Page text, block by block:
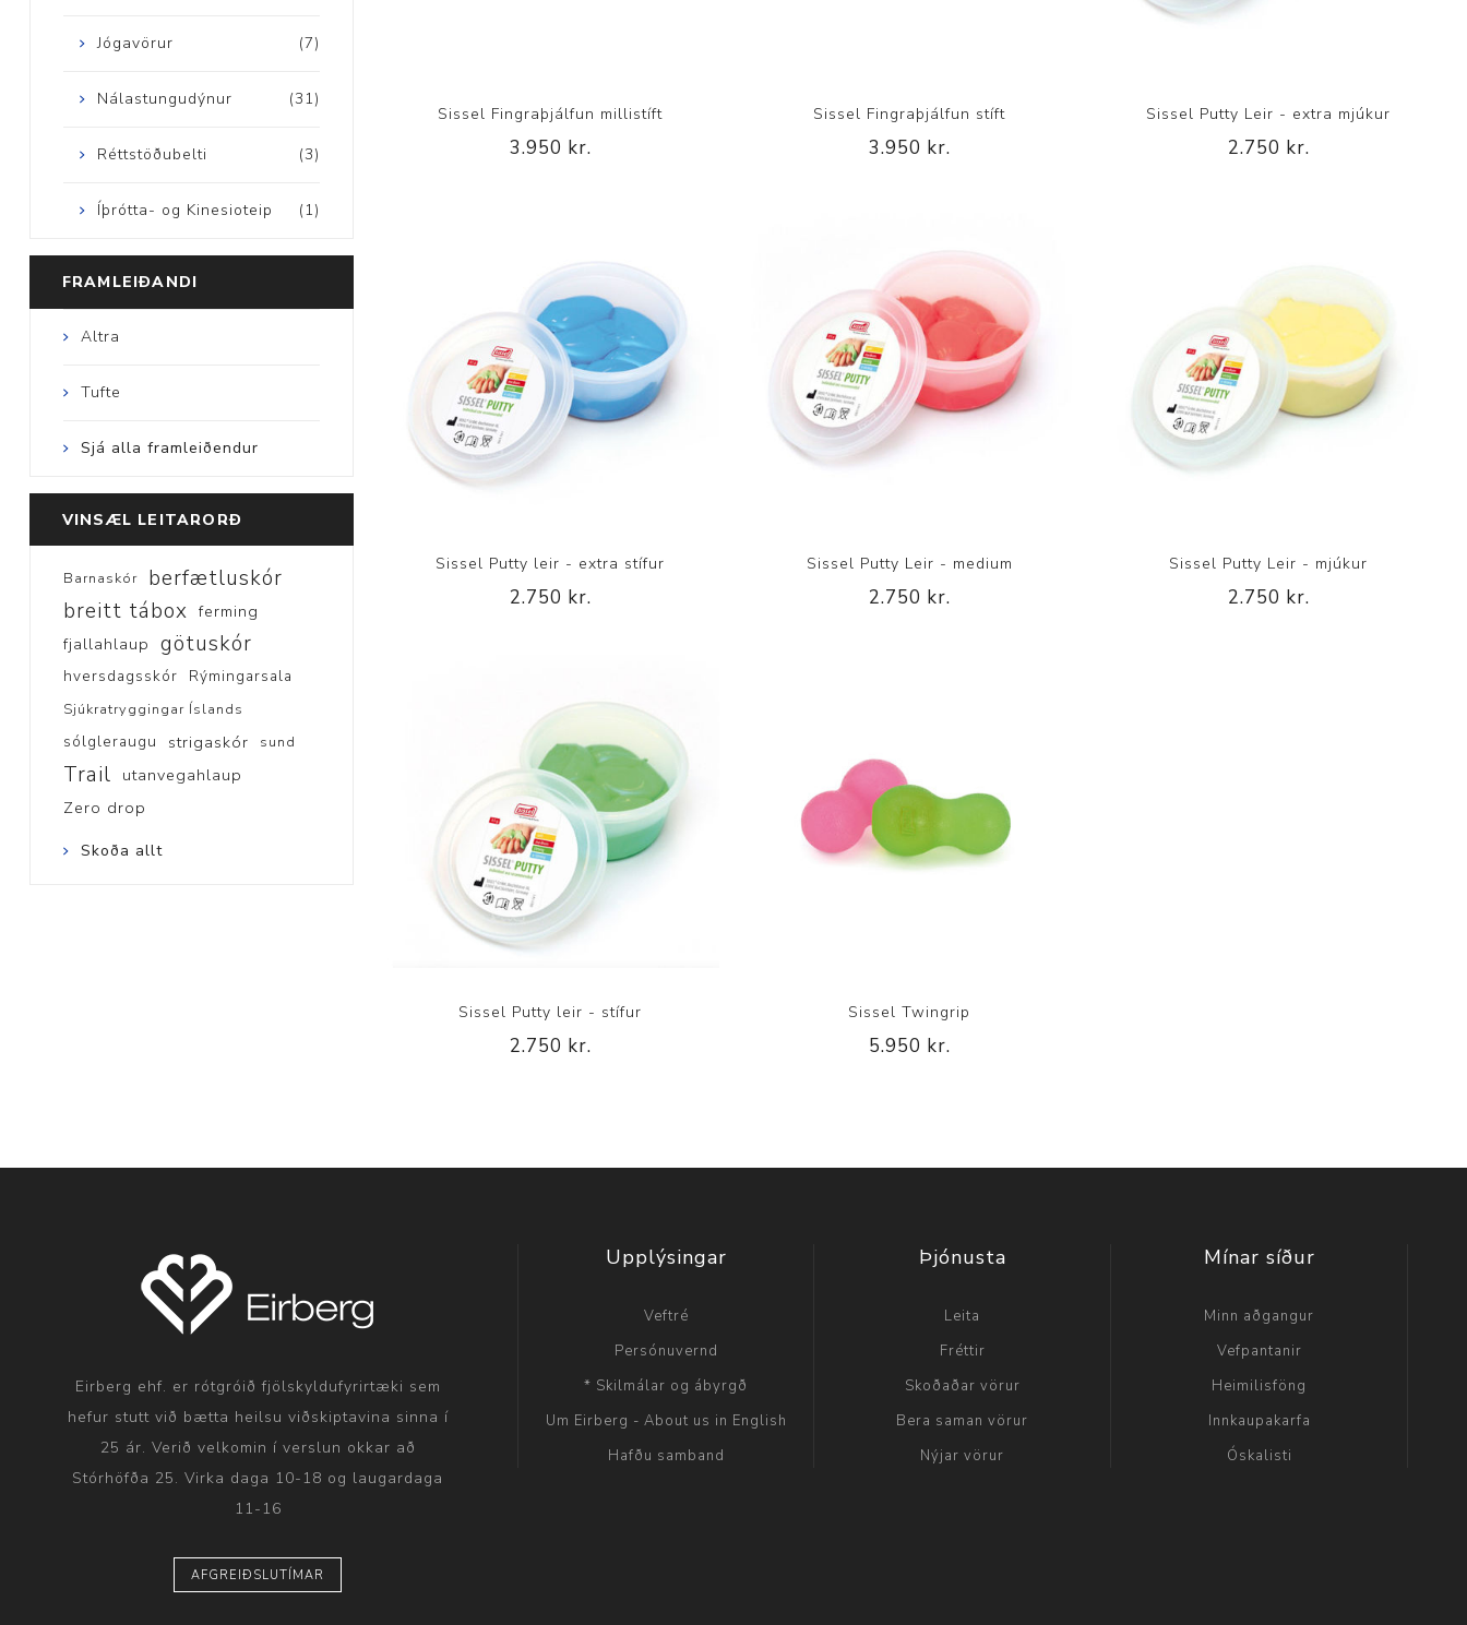
Sissel Fingraþjálfun millistíft
3.950 kr.
Sissel Fingraþjálfun stíft
3.950 kr.
Sissel Putty Leir - extra mjúkur
2.750 kr.
Sissel Putty leir - extra stífur
2.750 kr.
Sissel Putty Leir - medium
2.750 kr.
Sissel Putty Leir - mjúkur
2.750 kr.
Sissel Putty leir - stífur
2.750 kr.
Sissel Twingrip
5.950 kr.
(7)
Jógavörur
(31)
Nálastungudýnur
(3)
Réttstöðubelti
(1)
Íþrótta- og Kinesioteip
FRAMLEIÐANDI
Altra
Tufte
Sjá alla framleiðendur
VINSÆL LEITARORÐ
Barnaskór
berfætluskór
breitt tábox ferming
fjallahlaup götuskór
hversdagsskór Rýmingarsala
Sjúkratryggingar Íslands
sólgleraugu strigaskór sund
Trail utanvegahlaup
Zero drop
Skoða allt
Eirberg ehf. er rótgróið fjölskyldufyrirtæki sem
hefur stutt við bætta heilsu viðskiptavina sinna í
25 ár. Verið velkomin í verslun okkar að
Stórhöfða 25. Virka daga 10-18 og laugardaga
11-16
AFGREIÐSLUTÍMAR
Upplýsingar
Veftré
Persónuvernd
* Skilmálar og ábyrgð
Um Eirberg - About us in English
Hafðu samband
Þjónusta
Leita
Fréttir
Skoðaðar vörur
Bera saman vörur
Nýjar vörur
Mínar síður
Minn aðgangur
Vefpantanir
Heimilisföng
Innkaupakarfa
Óskalisti